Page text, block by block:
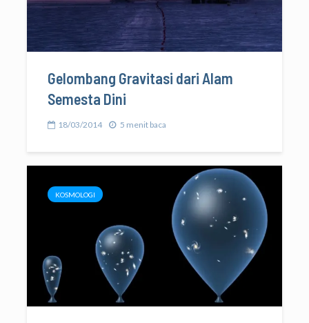
Gelombang Gravitasi dari Alam
Semesta Dini
18/03/2014 5 menit baca
KOSMOLOGI